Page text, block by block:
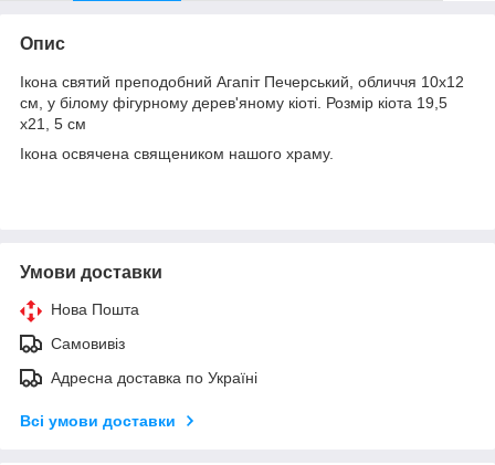
Опис
Ікона святий преподобний Агапіт ​​Печерський, обличчя 10х12
см, у білому фігурному дерев'яному кіоті. Розмір кіота 19,5
х21, 5 см
Ікона освячена священиком нашого храму.
Умови доставки
Нова Пошта
Самовивіз
Адресна доставка по Україні
Всі умови доставки